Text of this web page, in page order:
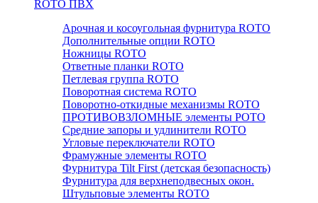
RОTO ПВХ
Арочная и косоугольная фурнитура ROTO
Дополнительные опции ROTO
Ножницы ROTO
Ответные планки ROTO
Петлевая группа ROTO
Поворотная система ROTO
Поворотно-откидные механизмы ROTO
ПРОТИВОВЗЛОМНЫЕ элементы РОТО
Средние запоры и удлинители ROTO
Угловые переключатели ROTO
Фрамужные элементы ROTO
Фурнитура Tilt First (детская безопасность)
Фурнитура для верхнеподвесных окон.
Штульповые элементы ROTO